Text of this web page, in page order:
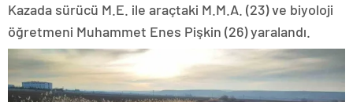
Kazada sürücü M.E. ile araçtaki M.M.A. (23) ve biyoloji
öğretmeni Muhammet Enes Pişkin (26) yaralandı.